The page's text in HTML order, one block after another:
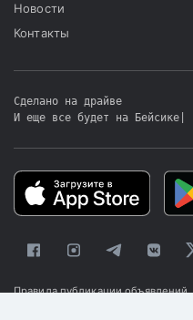
Новости
Контакты
Сделано на драйве
И еще все будет на Бейсике
Правила публикации объявлений